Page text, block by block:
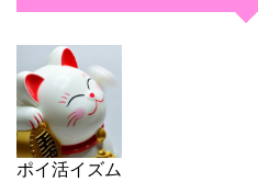
ポイ活イズム